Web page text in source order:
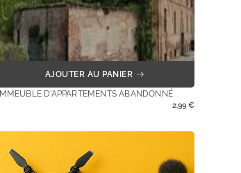
AJOUTER AU PANIER
IMMEUBLE D'APPARTEMENTS ABANDONNÉ
2,99 €